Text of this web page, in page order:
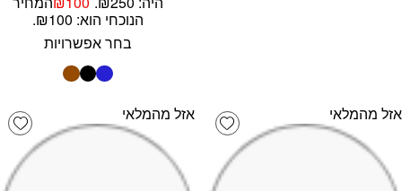
הנוכחי הוא: ₪100.
בחר אפשרויות
Add wishlist אזל מהמלאי אזל מהמלאי